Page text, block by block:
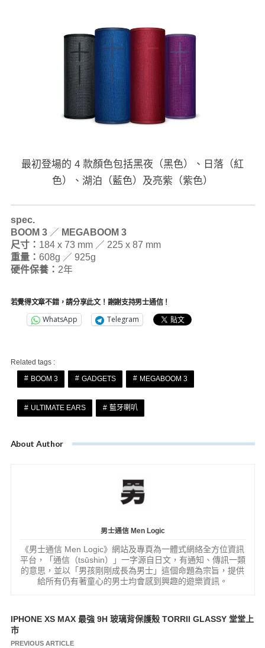
最初登場的 4 款顏色包括黑夜（黑色）、日落（紅
色）、湖泊（藍色）及亮紫（紫色）
spec.
BOOM 3／ MEGABOOM 3
尺寸： 184 x 73 mm ／ 225 x 87 mm
重量： 608g ／ 925g
硬件保養： 2年
若覺得文章不錯，請分享此文！謝謝支持男士通信！
WhatsApp Telegram
Related tags :
BOOM 3
GADGETS MEGABOOM 3
ULTIMATE EARS 藍牙喇叭
About Author
男士通信 Men Logic
《男士通信 Men Logic》網站及專頁為一體式網絡全方位資訊
平台，「通信（tsūshin）」一字源自日文，有通知、傳訊一類
的意思，並以「男孩剛剛成長為男士」這個命題為宗旨，提供
給所有仍有著童心的男士均會感到興趣的遊樂資訊。
文
IPHONE XS MAX 最強 9H 玻璃背保護殼 TORRII GLASSY 堂堂上
市
PREVIOUS ARTICLE